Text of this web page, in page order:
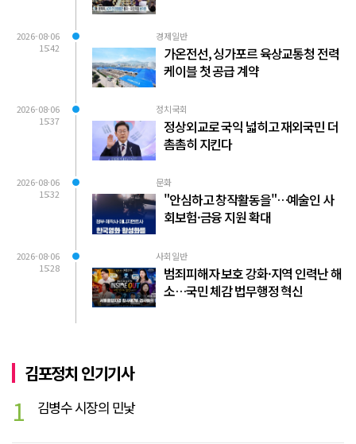
2026-08-06
15:42
경제일반
가온전선, 싱가포르 육상교통청 전력
케이블 첫 공급 계약
2026-08-06
15:37
정치국회
정상외교로 국익 넓히고 재외국민 더
촘촘히 지킨다
2026-08-06
15:32
문화
"안심하고 창작활동을"…예술인 사
회보험·금융 지원 확대
2026-08-06
15:28
사회일반
범죄피해자 보호 강화·지역 인력난 해
소…국민 체감 법무행정 혁신
김포정치 인기기사
1 김병수 시장의 민낯